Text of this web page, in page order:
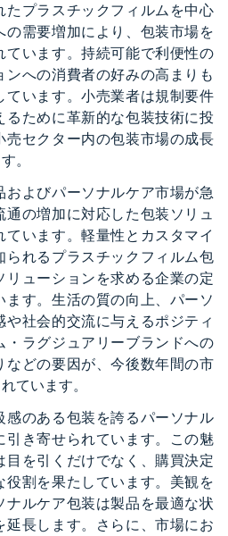
たプラスチックフィルムを中心
の需要増加により、包装市場を
ています。持続可能で利便性の
ンへの消費者の好みの高まりも
ています。小売業者は規制要件
るために革新的な包装技術に投
売セクター内の包装市場の成長
。
およびパーソナルケア市場が急
通の増加に対応した包装ソリュ
ています。軽量性とカスタマイ
られるプラスチックフィルム包
リューションを求める企業の定
ます。生活の質の向上、パーソ
社会的交流に与えるポジティ
・ラグジュアリーブランドへの
などの要因が、今後数年間の市
ています。
感のある包装を誇るパーソナル
引き寄せられています。この魅
目を引くだけでなく、購買決定
役割を果たしています。美観を
ナルケア包装は製品を最適な状
延長します。さらに、市場にお